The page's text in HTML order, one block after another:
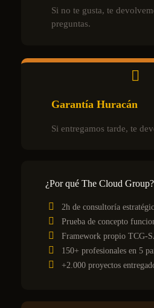
Si no te gusta, te
preguntas.
Garantía Huracán
Si entregamos tarde, te
¿Por qué The Cloud Group?
2h de consultoría
Prueba de concepto
Framework propio TCG-
150+ profesionales en 5
+2.000 proyectos